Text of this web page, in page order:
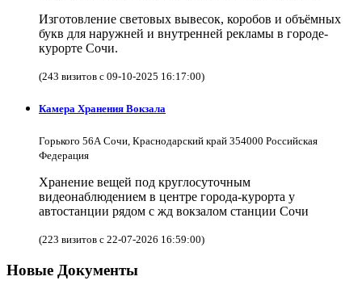
Изготовление световых вывесок, коробов и объёмных
букв для наружней и внутренней рекламы в городе-
курорте Сочи.
(243 визитов с 09-10-2025 16:17:00)
Камера Хранения Вокзала
Горького 56А Сочи, Краснодарский край 354000 Российская
Федерация
Хранение вещей под круглосуточным
видеонаблюдением в центре города-курорта у
автостанции рядом с жд вокзалом станции Сочи
(223 визитов с 22-07-2026 16:59:00)
Новые Документы